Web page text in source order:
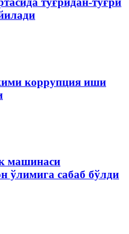
коррупция иши
машинаси
ўлимига сабаб бўлди